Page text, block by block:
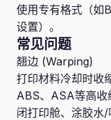
使用专有格式（如
设置）。
常见问题
翘边 (Warping)
打印材料冷却时收
ABS、ASA等高收
闭打印舱、涂胶水/